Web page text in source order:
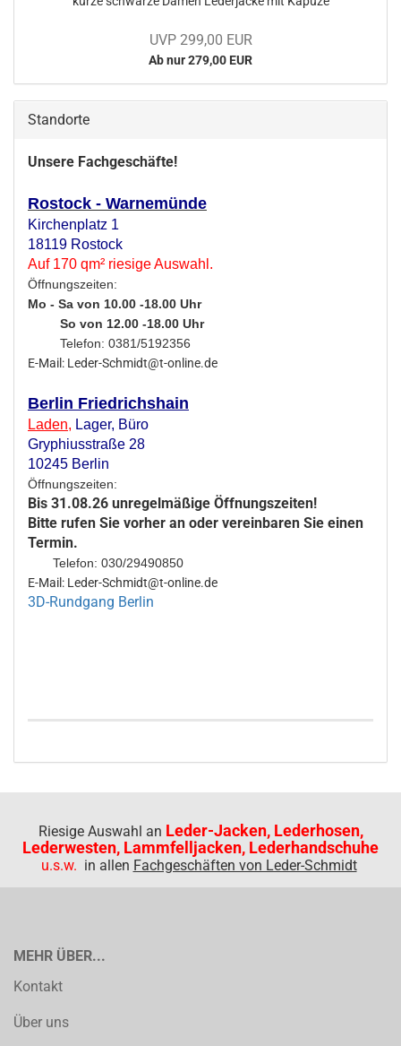
UVP 299,00 EUR
Ab nur 279,00 EUR
Standorte
Unsere Fachgeschäfte!
Rostock - Warnemünde
Kirchenplatz 1
18119 Rostock
Auf 170 qm² riesige Auswahl.
Öffnungszeiten:
Mo - Sa von 10.00 -18.00 Uhr
So von 12.00 -18.00 Uhr
Telefon: 0381/5192356
E-Mail: Leder-Schmidt@t-online.de
Berlin Friedrichshain
Laden, Lager, Büro
Gryphiusstraße 28
10245 Berlin
Öffnungszeiten:
Bis 31.08.26 unregelmäßige Öffnungszeiten!
Bitte rufen Sie vorher an oder vereinbaren Sie einen
Termin.
Telefon: 030/29490850
E-Mail: Leder-Schmidt@t-online.de
3D-Rundgang Berlin
Riesige Auswahl an Leder-Jacken, Lederhosen,
Lederwesten, Lammfelljacken, Lederhandschuhe
u.s.w. in allen Fachgeschäften von Leder-Schmidt
MEHR ÜBER...
Kontakt
Über uns